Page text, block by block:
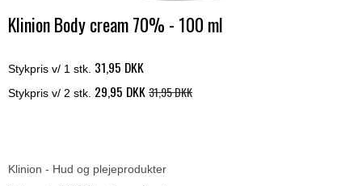
Klinion Body cream 70% - 100 ml
Stykpris v/ 1 stk. 31,95 DKK
Stykpris v/ 2 stk. 29,95 DKK31,95 DKK
Klinion - Hud og plejeprodukter